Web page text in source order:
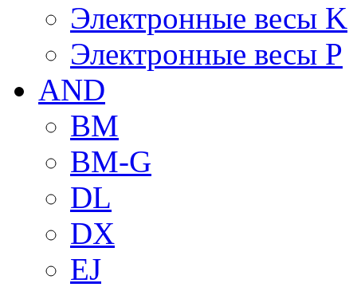
Электронные весы K
Электронные весы P
AND
BM
BM-G
DL
DX
EJ